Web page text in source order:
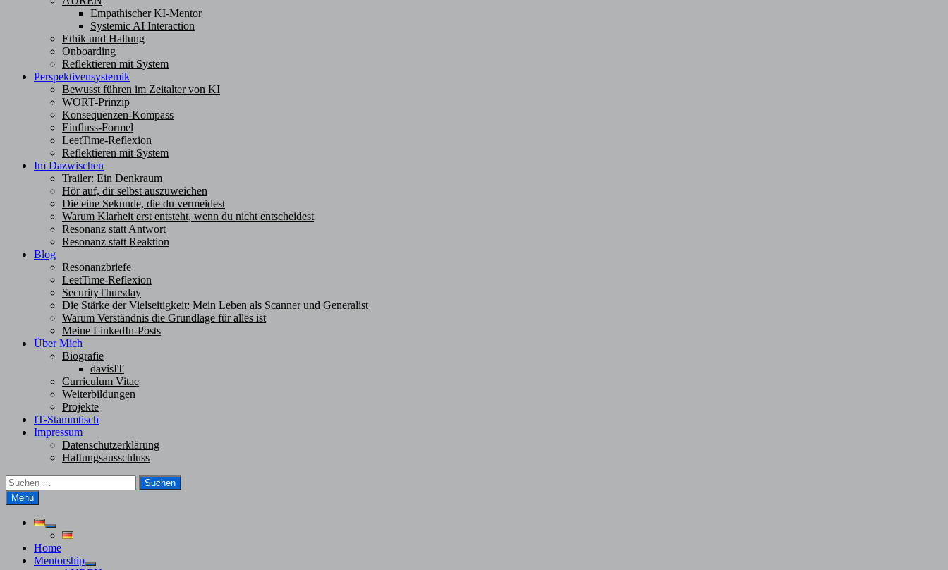
Empathischer KI-Mentor
Systemic AI Interaction
Ethik und Haltung
Onboarding
Reflektieren mit System
Perspektivensystemik
Bewusst führen im Zeitalter von KI
WORT-Prinzip
Konsequenzen-Kompass
Einfluss-Formel
LeetTime-Reflexion
Reflektieren mit System
Im Dazwischen
Trailer: Ein Denkraum
Hör auf, dir selbst auszuweichen
Die eine Sekunde, die du vermeidest
Warum Klarheit erst entsteht, wenn du nicht entscheidest
Resonanz statt Antwort
Resonanz statt Reaktion
Blog
Resonanzbriefe
LeetTime-Reflexion
SecurityThursday
Die Stärke der Vielseitigkeit: Mein Leben als Scanner und Generalist
Warum Verständnis die Grundlage für alles ist
Meine LinkedIn-Posts
Über Mich
Biografie
davisIT
Curriculum Vitae
Weiterbildungen
Projekte
IT-Stammtisch
Impressum
Datenschutzerklärung
Haftungsausschluss
Suchen
nach:
Menü
Untermenü
anzeigen
Home
Mentorship